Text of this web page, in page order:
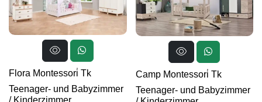
Flora Montessori̇ Tk
Teenager- und Babyzimmer
Camp Montessori̇ Tk
Teenager- und Babyzimmer